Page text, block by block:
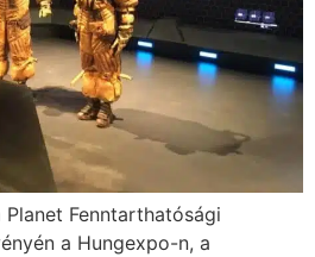
Fenntarthatósági
a Hungexpo-n, a